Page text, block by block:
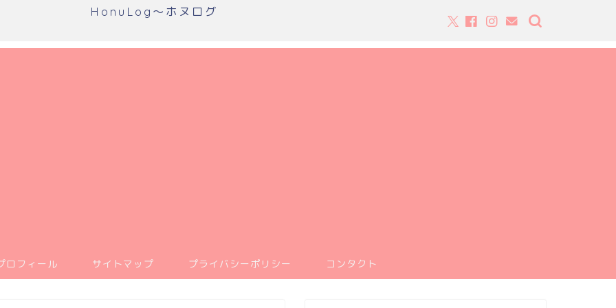
HonuLog～ホヌログ
ロフィール サイトマップ プライバシーポリシー コンタクト